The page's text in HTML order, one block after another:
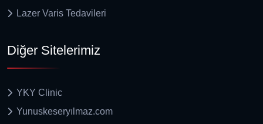
Lazer Varis Tedavileri
Diğer Sitelerimiz
YKY Clinic
Yunuskeseryılmaz.com